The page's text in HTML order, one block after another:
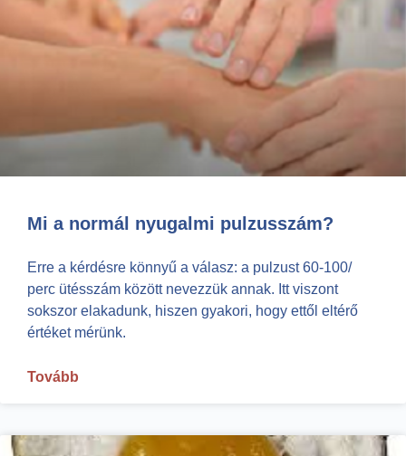
Mi a normál nyugalmi pulzusszám?
Erre a kérdésre könnyű a válasz: a pulzust 60-100/
perc ütésszám között nevezzük annak. Itt viszont
sokszor elakadunk, hiszen gyakori, hogy ettől eltérő
értéket mérünk.
Tovább